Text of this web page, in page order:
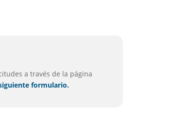
a través de la página
formulario.